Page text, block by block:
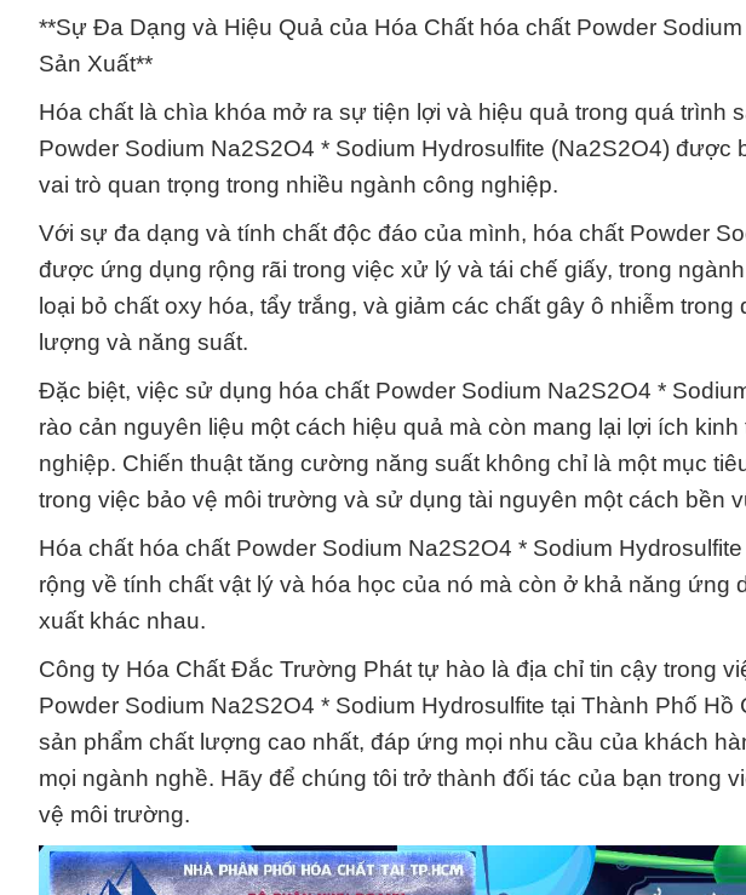
**Sự Đa Dạng và Hiệu Quả của Hóa Chất hóa chất Powder
Sản Xuất**
Hóa chất là chìa khóa mở ra sự tiện lợi và hiệu quả trong quá trình
Powder Sodium Na2S2O4 * Sodium Hydrosulfite (Na2S2O4)
vai trò quan trọng trong nhiều ngành công nghiệp.
Với sự đa dạng và tính chất độc đáo của mình, hóa chất Powder
được ứng dụng rộng rãi trong việc xử lý và tái chế giấy, trong
loại bỏ chất oxy hóa, tẩy trắng, và giảm các chất gây ô nhiễm
lượng và năng suất.
Đặc biệt, việc sử dụng hóa chất Powder Sodium Na2S2O4 *
rào cản nguyên liệu một cách hiệu quả mà còn mang lại lợi ích
nghiệp. Chiến thuật tăng cường năng suất không chỉ là một mục
trong việc bảo vệ môi trường và sử dụng tài nguyên một cách bền
Hóa chất hóa chất Powder Sodium Na2S2O4 * Sodium
rộng về tính chất vật lý và hóa học của nó mà còn ở khả năng ứng
xuất khác nhau.
Công ty Hóa Chất Đắc Trường Phát tự hào là địa chỉ tin cậy trong
Powder Sodium Na2S2O4 * Sodium Hydrosulfite tại Thành Phố
sản phẩm chất lượng cao nhất, đáp ứng mọi nhu cầu của khách
mọi ngành nghề. Hãy để chúng tôi trở thành đối tác của bạn trong
vệ môi trường.